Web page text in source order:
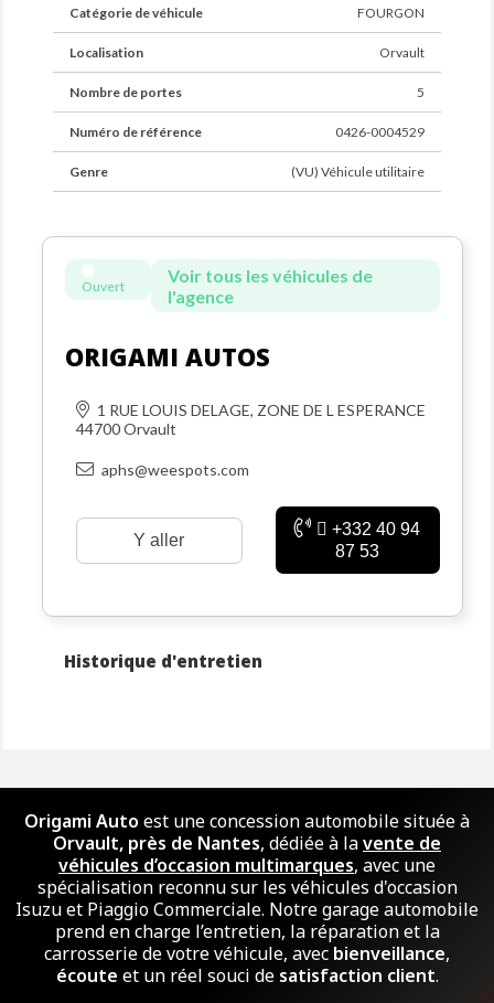
Catégorie de véhicule FOURGON
Localisation Orvault
Nombre de portes 5
Numéro de référence 0426-0004529
Genre (VU) Véhicule utilitaire
Ouvert
Voir tous les véhicules de
l'agence
ORIGAMI AUTOS
1 RUE LOUIS DELAGE, ZONE DE L ESPERANCE
44700 Orvault
aphs@weespots.com
Y aller
+332 40 94
87 53
Historique d'entretien
Origami Auto est une concession automobile située à
Orvault, près de Nantes, dédiée à lavente de
véhicules d’occasion multimarques, avec une
spécialisation reconnu sur les véhicules d'occasion
Isuzu et Piaggio Commerciale. Notre garage automobile
prend en charge l’entretien, la réparation et la
carrosserie de votre véhicule, avec bienveillance,
écoute et un réel souci de satisfaction client.